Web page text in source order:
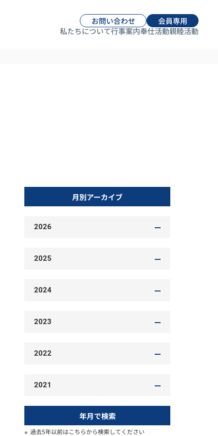
お問い合わせ
会員専用
私たちについて行事案内奉仕活動親睦活動
月別アーカイブ
2026
2025
2024
2023
2022
2021
年月で検索
過去5年以前はこちらから検索してください